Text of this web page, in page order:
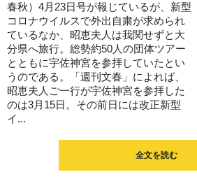
春秋）4月23日号が報じているが、新型
コロナウイルスで外出自粛が求められ
ているなか、昭恵夫人は我関せずと大
分県へ旅行。総勢約50人の団体ツアー
とともに宇佐神宮を参拝していたとい
うのである。「週刊文春」によれば、
昭恵夫人ご一行が宇佐神宮を参拝した
のは3月15日。その前日には改正新型
イ...
全文を読む